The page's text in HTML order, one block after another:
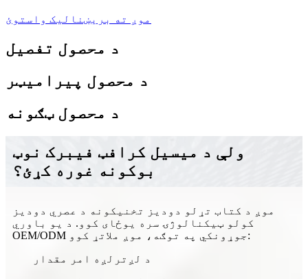
موږ ته بریښنالیک واستوئ
د محصول تفصیل
د محصول پیرامیټر
د محصول ټګونه
ولې د میسیل کرافټ فیبرک نوټ
بوکونه غوره کړئ؟
موږ د کتاب تړلو دودیز تخنیکونه د عصري دودیز
کولو ټیکنالوژۍ سره یوځای کوو. د یو باوري
OEM/ODM جوړونکي په توګه، موږ ملاتړ کوو:
د لږترلږه امر مقدار